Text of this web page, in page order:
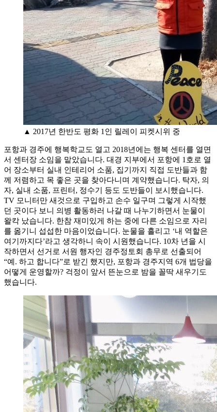
▲ 2017년 한반도 평화 1인 릴레이 피켓시위 중
포항과 경주에 행복학교도 열고 2018년에는 행복 센터를 열면
서 센터장 소임을 맡았습니다. 대경 지부에서 포항에 1호로 열
어 장소부터 실내 인테리어 소품, 집기까지 직접 도반들과 함
께 저렴하고 목 좋은 곳을 찾아다니며 계약했습니다. 탁자, 의
자, 실내 소품, 프린터, 정수기 등도 도반들이 보시했습니다.
TV 모니터만 새것으로 구입하고 손수 일구며 그렇게 시작했
던 곳이다 보니 의병 활동하러 나갈 때 나누기하면서 눈물이
왈칵 났습니다. 한참 재미있게 하는 중에 다른 소임으로 자리
를 옮기니 섭섭한 마음이었습니다. 눈물을 흘리고 ‘내 역할은
여기까지다’라고 생각하니 속이 시원했습니다. 10차 년을 시
작하면서 선거로 서원 행자인 경주정토회 총무로 선출되어
“예. 하고 합니다”로 받긴 했지만, 포항과 경주지역 6개 법당을
어떻게 운영할까? 걱정이 앞서 뜬눈으로 밤을 꼴딱 새우기도
했습니다.